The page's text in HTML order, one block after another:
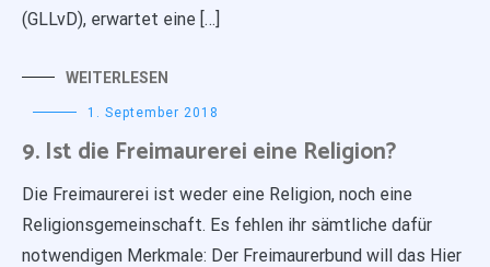
(GLLvD), erwartet eine […]
WEITERLESEN
1. September 2018
9. Ist die Freimaurerei eine Religion?
Die Freimaurerei ist weder eine Religion, noch eine
Religionsgemeinschaft. Es fehlen ihr sämtliche dafür
notwendigen Merkmale: Der Freimaurerbund will das Hier